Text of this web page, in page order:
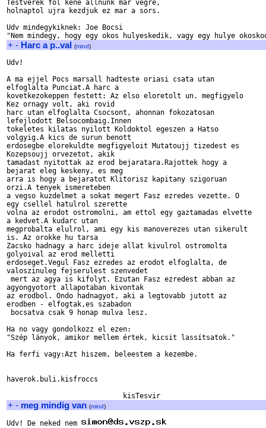
Testverek fol kene allnunk mar vegre,
holnaptol ujra kezdjuk ez mar a sors.
Udv mindegykiknek: Joe Bocsi
+ - Harc a p..val (mind)
Udv!
A ma ejjel Pocs marsall hadteste oriasi csata utan
elfoglalta Punciat.A harc a
kovetkezokeppen festett: Az elso eloretolt un. megfigyelo
Kez ornagy volt, aki rovid
harc utan elfoglalta Csocsont, ahonnan fokozatosan
lefejlodott Belsocombaig.Innen
tokeletes kilatas nyilott Koldoktol egeszen a Hatso
volgyig.A kics de surun benott
erdosegbe elorekuldte megfigyeloit Mutatoujj tizedest es
Kozepsoujj orvezetot, akik
tamadast nyitottak az erod bejaratara.Rajottek hogy a
bejarat eleg keskeny, es meg
arra is hogy a bejaratot Klitorisz kapitany szigoruan
orzi.A tenyek ismereteben
a vegso kuzdelmet a sokat megert Fasz ezredes vezette. O
egy csellel hatulrol szerette
volna az erodot ostromolni, am ettol egy gaztamadas elvette
a kedvet.A kudarc utan
megprobalta elulrol, ami egy kis manoverezes utan sikerult
is. Az orokke hu tarsa
Zacsko hadnagy a harc ideje allat kivulrol ostromolta
golyoival az erod melletti
erdoseget.Vegul Fasz ezredes az erodot elfoglalta, de
valoszinuleg fejserulest szenvedet
mert az agya is kifolyt. Ezutan Fasz ezredest abban az
agyongyotort allapotaban kivontak
az erodbol. Ondo hadnagyot, aki a legtovabb jutott az
erodben - elfogtak,es szabadon
bocsatva csak 9 honap mulva lesz.
Ha no vagy gondolkozz el ezen:
"Szép lányok, amikor mellem értek, kicsit lassítsatok."
Ha ferfi vagy:Azt hiszem, beleestem a kezembe.
haverok.buli.kisfroccs
+ - meg mindig van (mind)
Udv! De neked nem